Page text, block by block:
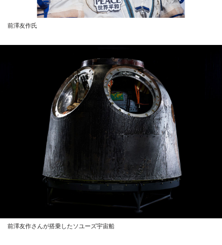
前澤友作氏
前澤友作さんが搭乗したソユーズ宇宙船